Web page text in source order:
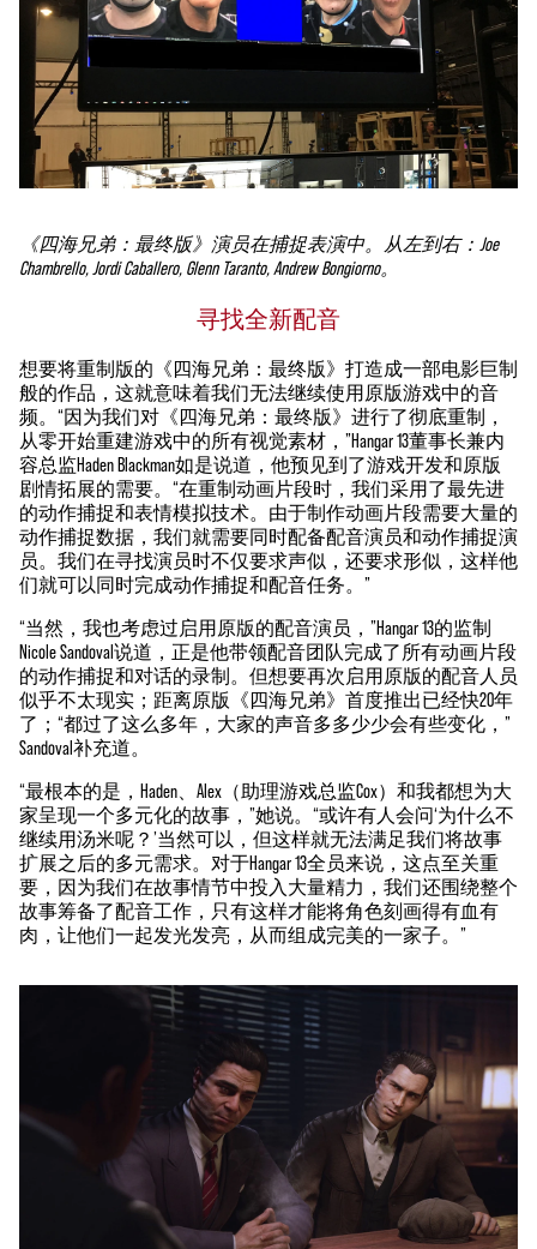
《四海兄弟：最终版》演员在捕捉表演中。从左到右：Joe
Chambrello, Jordi Caballero, Glenn Taranto, Andrew Bongiorno。
寻找全新配音
想要将重制版的《四海兄弟：最终版》打造成一部电影巨制
般的作品，这就意味着我们无法继续使用原版游戏中的音
频。“因为我们对《四海兄弟：最终版》进行了彻底重制，
从零开始重建游戏中的所有视觉素材，”Hangar 13董事长兼内
容总监Haden Blackman如是说道，他预见到了游戏开发和原版
剧情拓展的需要。“在重制动画片段时，我们采用了最先进
的动作捕捉和表情模拟技术。由于制作动画片段需要大量的
动作捕捉数据，我们就需要同时配备配音演员和动作捕捉演
员。我们在寻找演员时不仅要求声似，还要求形似，这样他
们就可以同时完成动作捕捉和配音任务。”
“当然，我也考虑过启用原版的配音演员，”Hangar 13的监制
Nicole Sandoval说道，正是他带领配音团队完成了所有动画片段
的动作捕捉和对话的录制。但想要再次启用原版的配音人员
似乎不太现实；距离原版《四海兄弟》首度推出已经快20年
了；“都过了这么多年，大家的声音多多少少会有些变化，”
Sandoval补充道。
“最根本的是，Haden、Alex（助理游戏总监Cox）和我都想为大
家呈现一个多元化的故事，”她说。“或许有人会问‘为什么不
继续用汤米呢？’当然可以，但这样就无法满足我们将故事
扩展之后的多元需求。对于Hangar 13全员来说，这点至关重
要，因为我们在故事情节中投入大量精力，我们还围绕整个
故事筹备了配音工作，只有这样才能将角色刻画得有血有
肉，让他们一起发光发亮，从而组成完美的一家子。”